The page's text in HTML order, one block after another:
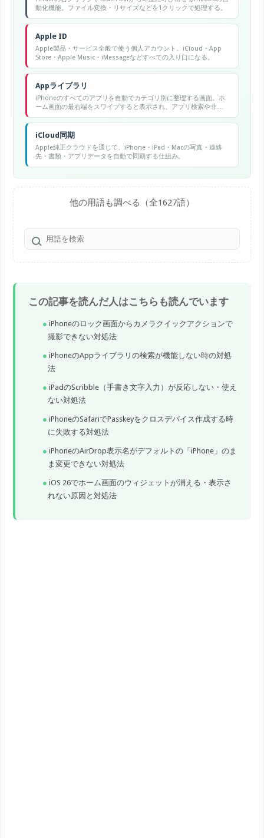
動化機能。ファイル変換・リサイズなどを1クリックで処理する。
Apple ID
Apple製品・サービス全般で使う個人アカウント。iCloud・App
Store・Apple Music・iMessageなどすべての入り口になる。
Appライブラリ
iPhoneのすべてのアプリを自動でカテゴリ別に整理する画面。ホ
ーム画面の最右端をスワイプすると表示され、アプリ検索や非表
示管理ができる。
iCloud同期
Apple純正クラウドを通じて、iPhone・iPad・Macの写真・連絡
先・書類・アプリデータを自動で同期する仕組み。
他の用語も調べる（全1627語）
この記事を読んだ人はこちらも読んでいます
iPhoneのロック画面からカメラクイックアクションで
撮影できない対処法
iPhoneのAppライブラリの検索が機能しない時の対処
法
iPadのScribble（手書き文字入力）が反応しない・使え
ない対処法
iPhoneのSafariでPasskeyをクロスデバイス作成する時
に失敗する対処法
iPhoneのAirDrop表示名がデフォルトの「iPhone」のま
ま変更できない対処法
iOS 26でホーム画面のウィジェットが消える・表示さ
れない原因と対処法